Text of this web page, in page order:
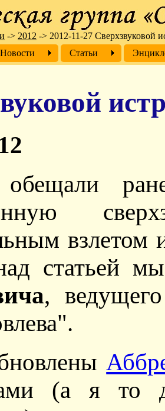
взлетом
статьей
,
(а я то
-> 2012 -> 2012-11-27 Сверхзвуковой
Новости Cтатьи